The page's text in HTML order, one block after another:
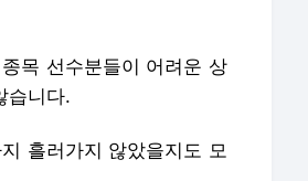
목 선수분들이 어려운 상
습니다.
흘러가지 않았을지도 모